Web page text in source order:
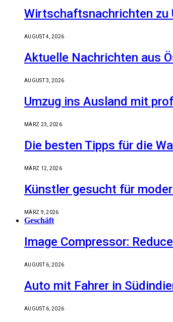
Wirtschaftsnachrichten zu
AUGUST 4, 2026
Aktuelle Nachrichten aus
AUGUST 3, 2026
Umzug ins Ausland mit
MÄRZ 23, 2026
Die besten Tipps für die
MÄRZ 12, 2026
Künstler gesucht für
MÄRZ 9, 2026
Geschäft
Image Compressor:
AUGUST 6, 2026
Auto mit Fahrer in
AUGUST 6, 2026